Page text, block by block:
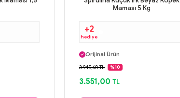
Maması 5 Kg
+2
hediye
Orijinal Ürün
Güvenli Ödeme
3.945,60 TL %10
3.551,00 TL